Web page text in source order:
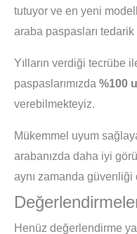
tutuyor ve en yeni
araba paspasları tedarik
Yılların verdiği tecrübe
paspaslarımızda %100
verebilmekteyiz.
Mükemmel uyum
arabanızda daha iyi
aynı zamanda güvenliği
Henüz değerlendirme